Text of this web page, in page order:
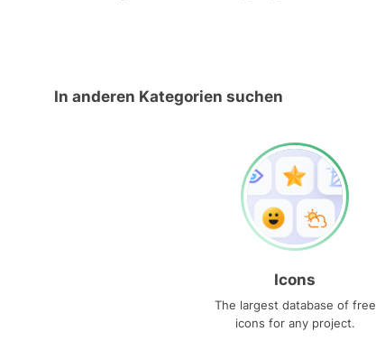
In anderen Kategorien suchen
Icons
The largest database of free
icons for any project.